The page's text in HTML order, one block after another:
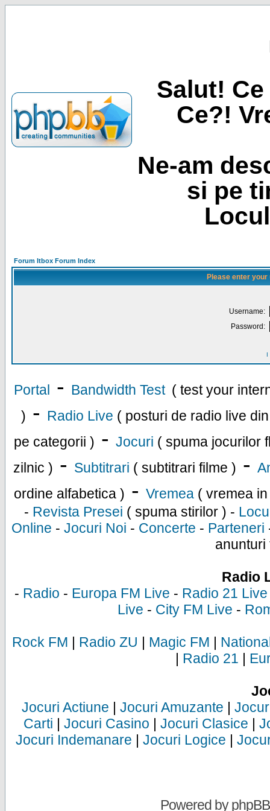
Salut!
Ce?!
Ne-am
si pe
Forum Itbox Forum Index
Please enter
Username:
Password:
I
Portal - Bandwidth Test ( test your
) - Radio Live ( posturi de radio live
pe categorii ) - Jocuri ( spuma jocurilor
zilnic ) - Subtitrari ( subtitrari filme ) -
ordine alfabetica ) - Vremea ( vremea
- Revista Presei ( spuma stirilor ) -
Online - Jocuri Noi - Concerte - Parteneri
anunturi
Radio
- Radio - Europa FM Live - Radio 21 Live
Live - City FM Live -
Rock FM | Radio ZU | Magic FM |
| Radio 21 |
Jocuri Actiune | Jocuri Amuzante |
Carti | Jocuri Casino | Jocuri Clasice |
Jocuri Indemanare | Jocuri Logice |
Powered byphpBB